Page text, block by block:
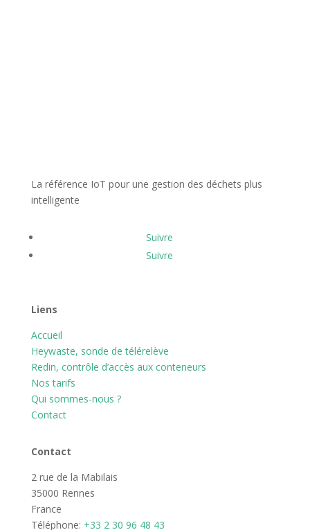
La référence IoT pour une gestion des déchets plus
intelligente
Suivre
Suivre
Liens
Accueil
Heywaste, sonde de télérelève
Redin, contrôle d’accès aux conteneurs
Nos tarifs
Qui sommes-nous ?
Contact
Contact
2 rue de la Mabilais
35000 Rennes
France
Téléphone: +33 2 30 96 48 43